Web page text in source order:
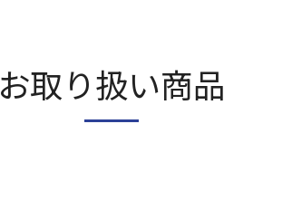
お取り扱い商品